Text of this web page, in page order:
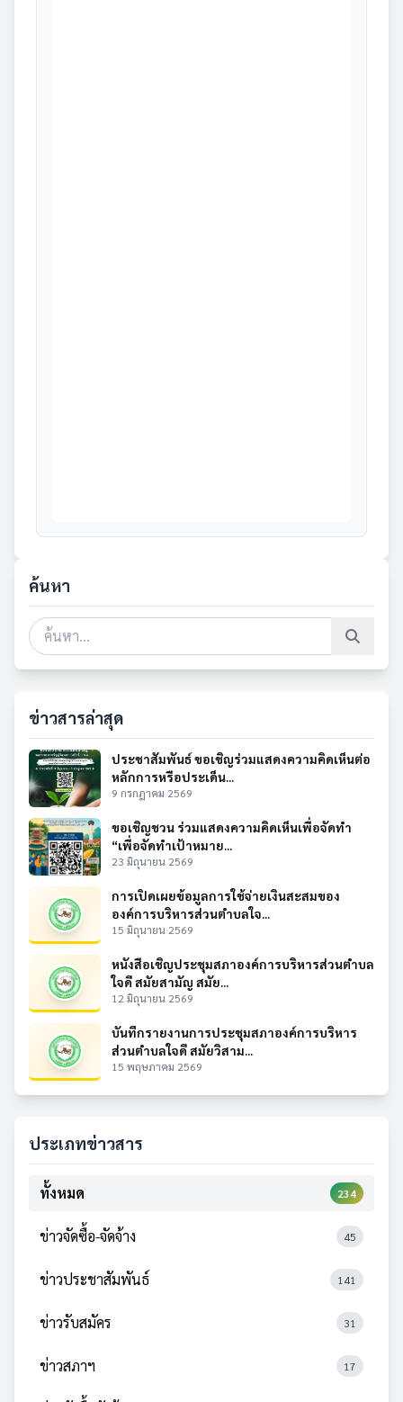
ค้นหา
ข่าวสารล่าสุด
ประชาสัมพันธ์ ขอเชิญร่วมแสดงความคิดเห็นต่อ
หลักการหรือประเด็น...
9 กรกฎาคม 2569
ขอเชิญชวน ร่วมแสดงความคิดเห็นเพื่อจัดทำ
“เพื่อจัดทำเป้าหมาย...
23 มิถุนายน 2569
การเปิดเผยข้อมูลการใช้จ่ายเงินสะสมของ
องค์การบริหารส่วนตำบลใจ...
15 มิถุนายน 2569
หนังสือเชิญประชุมสภาองค์การบริหารส่วนตำบล
ใจดี สมัยสามัญ สมัย...
12 มิถุนายน 2569
บันทึกรายงานการประชุมสภาองค์การบริหาร
ส่วนตำบลใจดี สมัยวิสาม...
15 พฤษภาคม 2569
ประเภทข่าวสาร
ทั้งหมด 234
ข่าวจัดซื้อ-จัดจ้าง 45
ข่าวประชาสัมพันธ์ 141
ข่าวรับสมัคร 31
ข่าวสภาฯ 17